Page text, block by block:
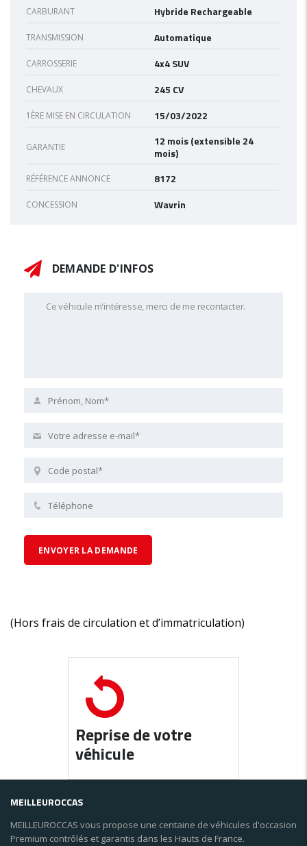
CARBURANT Hybride Rechargeable
TRANSMISSION Automatique
CARROSSERIE 4x4 SUV
CHEVAUX 245 CV
1ÈRE MISE EN CIRCULATION 15/03/2022
GARANTIE
12 mois (extensible 24
mois)
RÉFÉRENCE ANNONCE 8172
CONCESSION Wavrin
DEMANDE D'INFOS
(Hors frais de circulation et d’immatriculation)
Reprise de votre
véhicule
MEILLEUROCCAS
MEILLEUROCCAS vous propose une centaine de véhicules d'occasion
Premium contrôlés et garantis dans les Hauts de France.